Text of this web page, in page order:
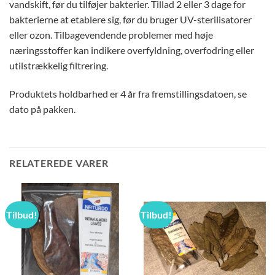
vandskift, før du tilføjer bakterier. Tillad 2 eller 3 dage for
bakterierne at etablere sig, før du bruger UV-sterilisatorer
eller ozon. Tilbagevendende problemer med høje
næringsstoffer kan indikere overfyldning, overfodring eller
utilstrækkelig filtrering.
Produktets holdbarhed er 4 år fra fremstillingsdatoen, se
dato på pakken.
RELATEREDE VARER
Tilbud! Tilbud!